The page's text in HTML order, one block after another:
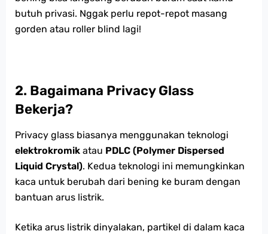
butuh privasi. Nggak perlu repot-repot masang
gorden atau roller blind lagi!
2. Bagaimana Privacy Glass
Bekerja?
Privacy glass biasanya menggunakan teknologi
elektrokromik atau PDLC (Polymer Dispersed
Liquid Crystal). Kedua teknologi ini memungkinkan
kaca untuk berubah dari bening ke buram dengan
bantuan arus listrik.
Ketika arus listrik dinyalakan, partikel di dalam kaca